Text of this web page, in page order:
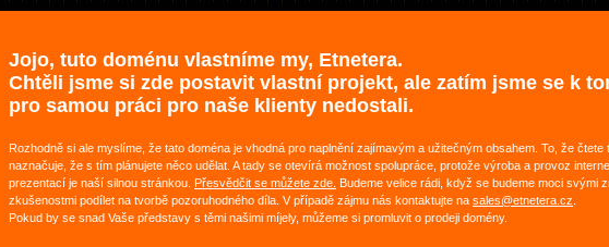
Jojo, tuto doménu vlastníme my, Etnetera.
Chtěli jsme si zde postavit vlastní projekt, ale zatím jsme se k
pro samou práci pro naše klienty nedostali.
Rozhodně si ale myslíme, že tato doména je vhodná pro naplnění zajímavým a užitečným obsahem. To, že čtete
naznačuje, že s tím plánujete něco udělat. A tady se otevírá možnost spolupráce, protože výroba a provoz
prezentací je naší silnou stránkou. Přesvědčit se můžete zde. Budeme velice rádi, když se budeme moci svými
zkušenostmi podílet na tvorbě pozoruhodného díla. V případě zájmu nás kontaktujte na sales@etnetera.cz
Pokud by se snad Vaše představy s těmi našimi míjely, můžeme si promluvit o prodeji domény.